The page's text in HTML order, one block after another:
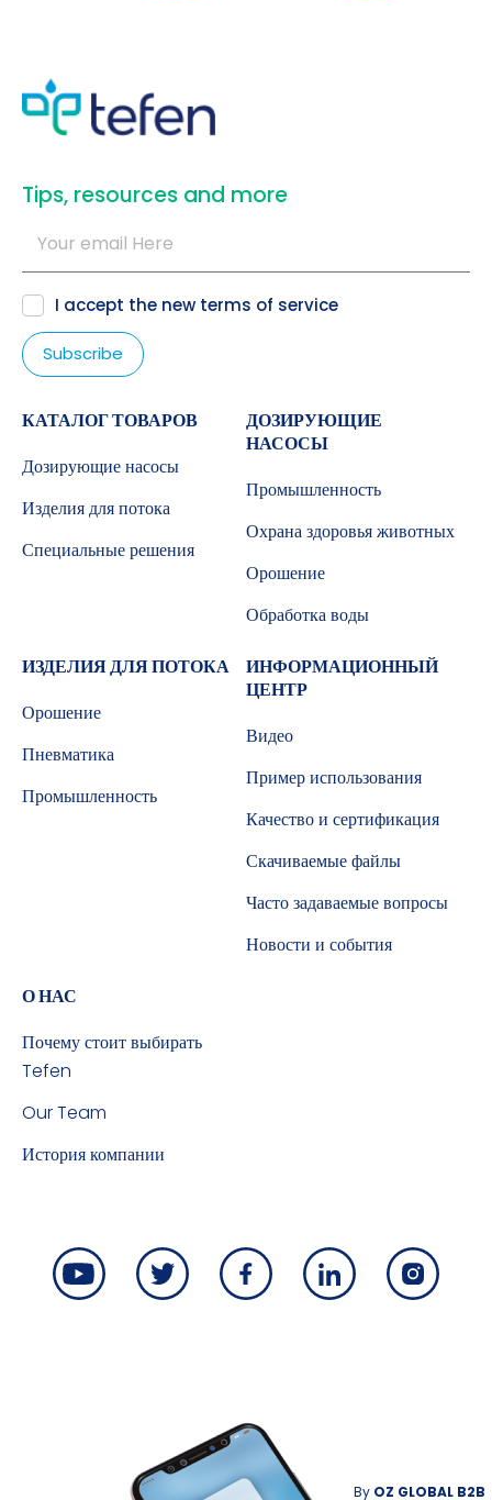
​Tips, resources and more
I accept the new terms of service
КАТАЛОГ ТОВАРОВ
Дозирующие насосы
Изделия для потока
Специальные решения
ДОЗИРУЮЩИЕ
НАСОСЫ
Промышленность
Охрана здоровья животных
Орошение
Обработка воды
ИЗДЕЛИЯ ДЛЯ ПОТОКА
Орошение
Пневматика
Промышленность
ИНФОРМАЦИОННЫЙ
ЦЕНТР
Видео
Пример использования
Качество и сертификация
Скачиваемые файлы
Часто задаваемые вопросы
Новости и события
О НАС
Почему стоит выбирать
Tefen
Our Team
История компании
By OZ GLOBAL B2B